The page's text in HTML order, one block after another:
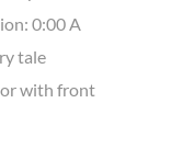
0:00 A
tale
with front